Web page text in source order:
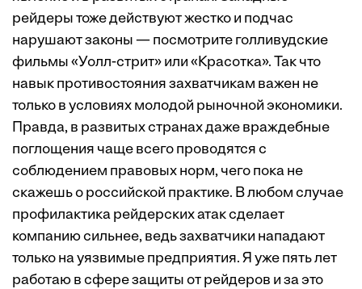
рейдеры тоже действуют жестко и подчас
нарушают законы — посмотрите голливудские
фильмы «Уолл-стрит» или «Красотка». Так что
навык противостояния захватчикам важен не
только в условиях молодой рыночной экономики.
Правда, в развитых странах даже враждебные
поглощения чаще всего проводятся с
соблюдением правовых норм, чего пока не
скажешь о российской практике. В любом случае
профилактика рейдерских атак сделает
компанию сильнее, ведь захватчики нападают
только на уязвимые предприятия. Я уже пять лет
работаю в сфере защиты от рейдеров и за это